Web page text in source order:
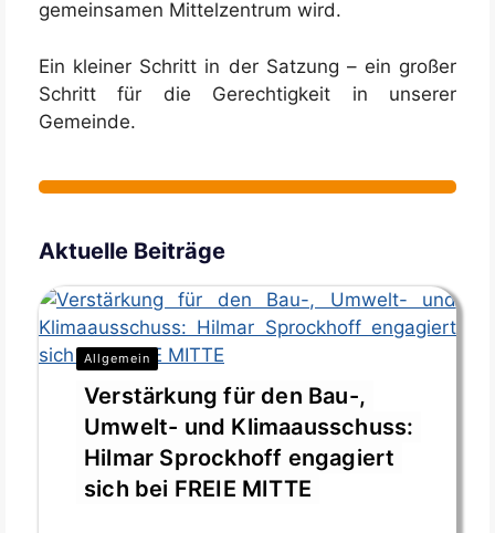
gemeinsamen Mittelzentrum wird.
Ein kleiner Schritt in der Satzung – ein großer
Schritt für die Gerechtigkeit in unserer
Gemeinde.
Aktuelle Beiträge
Allgemein
Verstärkung für den Bau-,
Umwelt- und Klimaausschuss:
Hilmar Sprockhoff engagiert
sich bei FREIE MITTE